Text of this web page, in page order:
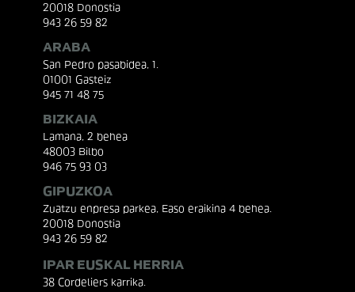
20018 Donostia
943 26 59 82
ARABA
San Pedro pasabidea, 1.
01001 Gasteiz
945 71 48 75
BIZKAIA
Lamana, 2 behea
48003 Bilbo
946 75 93 03
GIPUZKOA
Zuatzu enpresa parkea, Easo eraikina 4 behea.
20018 Donostia
943 26 59 82
IPAR EUSKAL HERRIA
38 Cordeliers karrika.